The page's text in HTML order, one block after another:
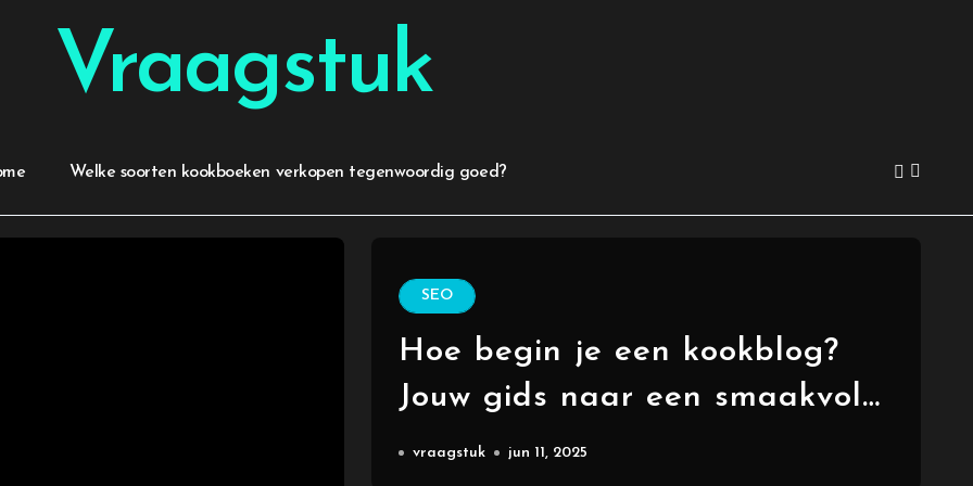
Vraagstuk
Welke soorten kookboeken verkopen tegenwoordig goed?
SEO
Hoe begin je een kookblog?
Jouw gids naar een smaakvol
online avontuur
vraagstuk jun 11, 2025